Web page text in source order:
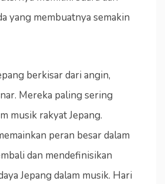
yang membuatnya semakin
berkisar dari angin,
Mereka paling sering
musik rakyat Jepang.
peran besar dalam
dan mendefinisikan
Jepang dalam musik. Hari